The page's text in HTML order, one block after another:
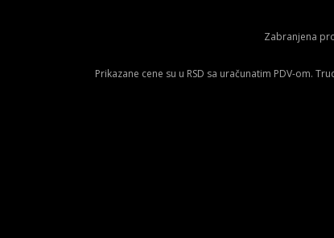
Zabranjena
Prikazane cene su u RSD sa uračunatim PDV-om.